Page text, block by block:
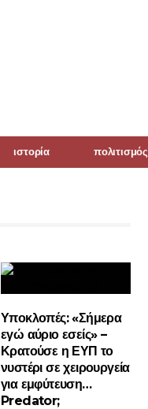
ιστορία πολιτισμός
Υποκλοπές: «Σήμερα
εγώ αύριο εσείς» –
Κρατούσε η ΕΥΠ το
νυστέρι σε χειρουργεία
για εμφύτευση…
Predator;